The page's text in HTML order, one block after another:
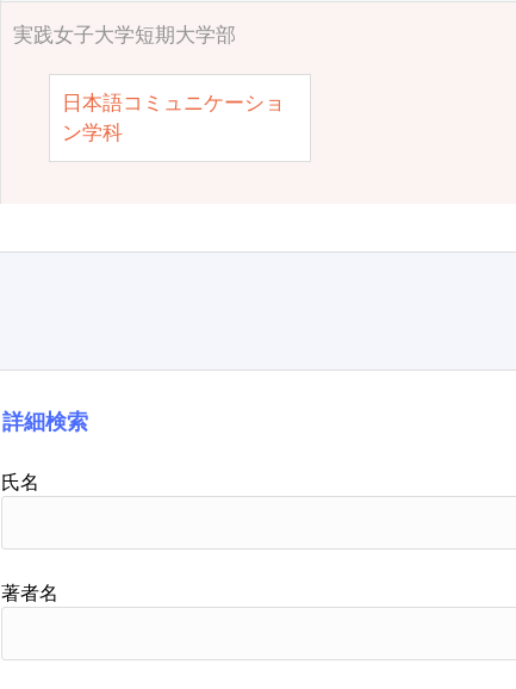
実践女子大学短期大学部
日本語コミュニケーショ
ン学科
詳細検索
氏名
著者名